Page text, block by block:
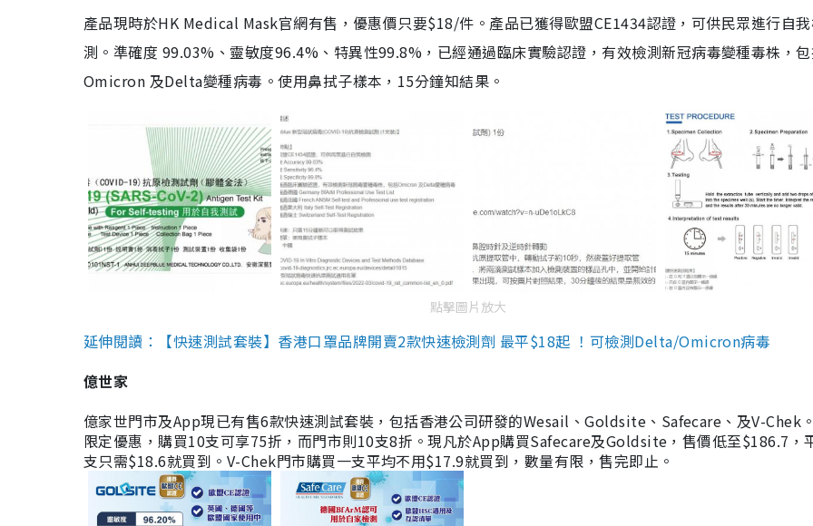
產品現時於HK Medical Mask官網有售，優惠價只要$18/件。產品已獲得歐盟CE1434認證，可供民眾進行自
測。準確度 99.03%、靈敏度96.4%、特異性99.8%，已經通過臨床實驗認證，有效檢測新冠病毒變種毒株，
Omicron 及Delta變種病毒。使用鼻拭子樣本，15分鐘知結果。
點擊圖片放大
延伸閱讀：【快速測試套裝】香港口罩品牌開賣2款快速檢測劑 最平$18起 ！可檢測Delta/Omicron病毒
億世家
億家世門市及App現已有售6款快速測試套裝，包括香港公司研發的Wesail、Goldsite、Safecare、及V-Chek
限定優惠，購買10支可享75折，而門市則10支8折。現凡於App購買Safecare及Goldsite，售價低至$186.7，
支只需$18.6就買到。V-Chek門市購買一支平均不用$17.9就買到，數量有限，售完即止。